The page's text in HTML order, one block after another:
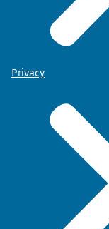
Privacy